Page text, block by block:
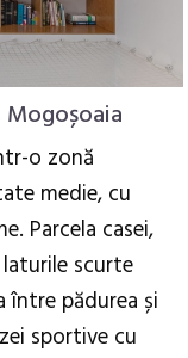
Mogoșoaia
o zonă
medie, cu
Parcela casei,
scurte
pădurea și
sportive cu